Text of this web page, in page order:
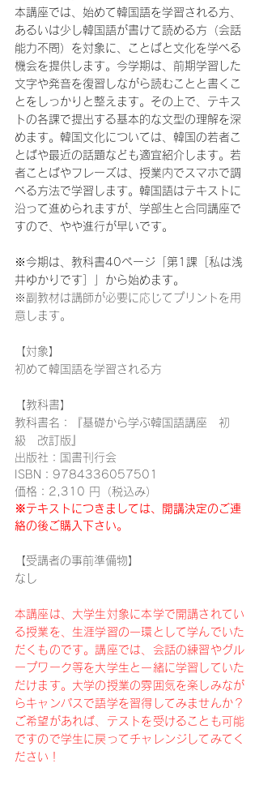
本講座では、始めて韓国語を学習される方、
あるいは少し韓国語が書けて読める方（会話
能力不問）を対象に、ことばと文化を学べる
機会を提供します。今学期は、前期学習した
文字や発音を復習しながら読むことと書くこ
とをしっかりと整えます。その上で、テキス
トの各課で提出する基本的な文型の理解を深
めます。韓国文化については、韓国の若者こ
とばや最近の話題なども適宜紹介します。若
者ことばやフレーズは、授業内でスマホで調
べる方法で学習します。韓国語はテキストに
沿って進められますが、学部生と合同講座で
すので、やや進行が早いです。
※今期は、教科書40ページ「第1課［私は浅
井ゆかりです］」から始めます。
※副教材は講師が必要に応じてプリントを用
意します。
【対象】
初めて韓国語を学習される方
【教科書】
教科書名：『基礎から学ぶ韓国語講座　初
級　改訂版』
出版社：国書刊行会
ISBN：9784336057501
価格：2,310 円（税込み）
※テキストにつきましては、開講決定のご連
絡の後ご購入下さい。
【受講者の事前準備物】
なし
本講座は、大学生対象に本学で開講されてい
る授業を、生涯学習の一環として学んでいた
だくものです。講座では、会話の練習やグル
ープワーク等を大学生と一緒に学習していた
だけます。大学の授業の雰囲気を楽しみなが
らキャンパスで語学を習得してみませんか？
ご希望があれば、テストを受けることも可能
ですので学生に戻ってチャレンジしてみてく
ださい！